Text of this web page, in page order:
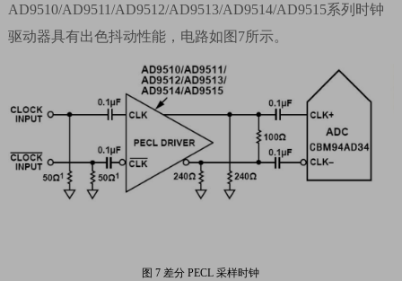
AD9510/AD9511/AD9512/AD9513/AD9514/AD9515系列时钟
驱动器具有出色抖动性能，电路如图 7所示。
图 7 差分 PECL 采样时钟